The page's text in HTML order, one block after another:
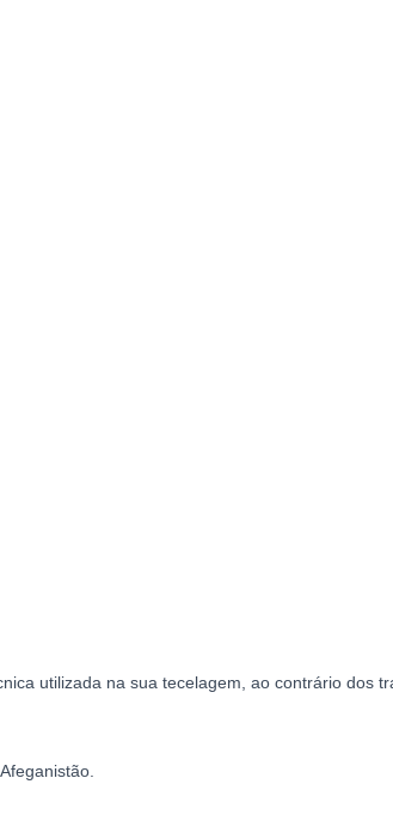
utilizada na sua tecelagem, ao contrário dos